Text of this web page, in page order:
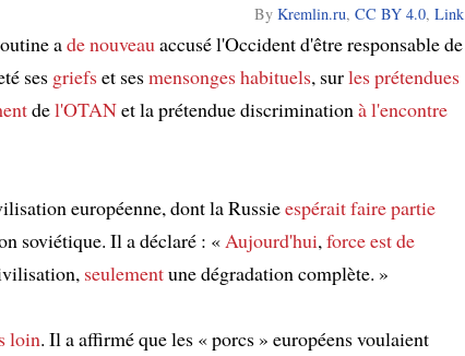
By Kremlin.ru, CC BY 4.0, Link
ade nouveau accusé l'Occident d'être responsable de
ses griefset sesmensongeshabituels, surles prétendues
del'OTANet la prétendue discrimination à l'encontre
européenne, dont la Russieespérait faire partie
soviétique. Il a déclaré : « Aujourd'hui, force est de
seulementune dégradation complète. »
loin. Il a affirmé que les « porcs » européens voulaient